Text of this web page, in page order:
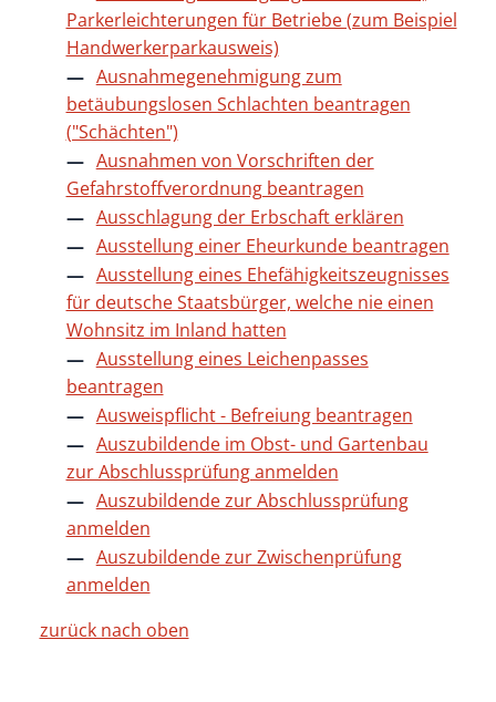
Parkerleichterungen für Betriebe (zum Beispiel
Handwerkerparkausweis)
Ausnahmegenehmigung zum
betäubungslosen Schlachten beantragen
("Schächten")
Ausnahmen von Vorschriften der
Gefahrstoffverordnung beantragen
Ausschlagung der Erbschaft erklären
Ausstellung einer Eheurkunde beantragen
Ausstellung eines Ehefähigkeitszeugnisses
für deutsche Staatsbürger, welche nie einen
Wohnsitz im Inland hatten
Ausstellung eines Leichenpasses
beantragen
Ausweispflicht - Befreiung beantragen
Auszubildende im Obst- und Gartenbau
zur Abschlussprüfung anmelden
Auszubildende zur Abschlussprüfung
anmelden
Auszubildende zur Zwischenprüfung
anmelden
zurück nach oben